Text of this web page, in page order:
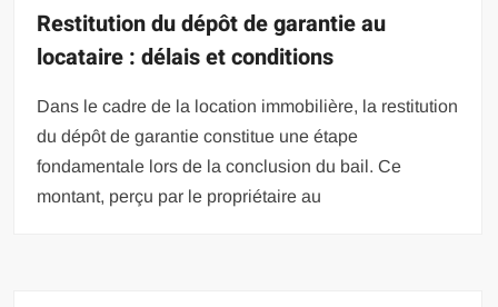
Restitution du dépôt de garantie au
locataire : délais et conditions
Dans le cadre de la location immobilière, la restitution
du dépôt de garantie constitue une étape
fondamentale lors de la conclusion du bail. Ce
montant, perçu par le propriétaire au